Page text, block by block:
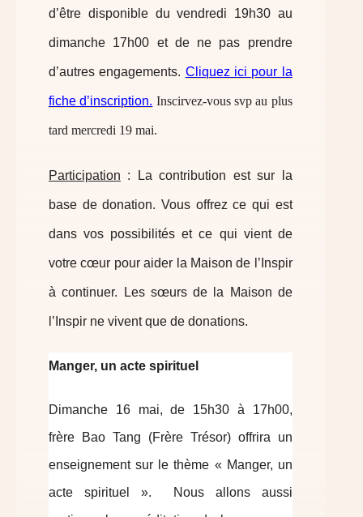
d’être disponible du vendredi 19h30 au
dimanche 17h00 et de ne pas prendre
d’autres engagements. Cliquez ici pour la
fiche d’inscription. Inscirvez-vous svp au plus
tard mercredi 19 mai.
Participation : La contribution est sur la
base de donation. Vous offrez ce qui est
dans vos possibilités et ce qui vient de
votre cœur pour aider la Maison de l’Inspir
à continuer. Les sœurs de la Maison de
l’Inspir ne vivent que de donations.
Manger, un acte spirituel
Dimanche 16 mai, de 15h30 à 17h00,
frère Bao Tang (Frère Trésor) offrira un
enseignement sur le thème « Manger, un
acte spirituel ». Nous allons aussi